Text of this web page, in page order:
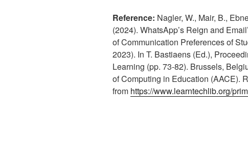
Reference: Nagler, W., Mair, B.,
(2024). WhatsApp’s Reign and
of Communication Preferences of
2023). In T. Bastiaens (Ed.),
Learning (pp. 73-82). Brussels,
of Computing in Education (AACE).
from https://www.learntechlib.org/